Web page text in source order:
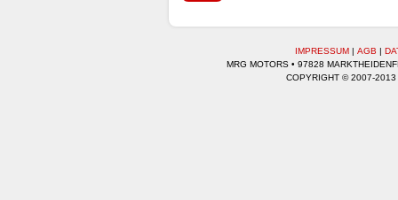
IMPRESSUM | AGB |
MRG MOTORS • 97828
COPYRIGHT © 2007-2013